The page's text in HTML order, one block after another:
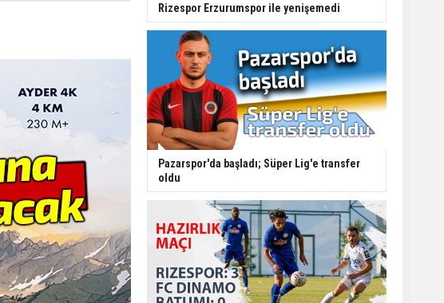
Rizespor Erzurumspor ile yenişemedi
Pazarspor'da başladı; Süper Lig'e transfer
oldu